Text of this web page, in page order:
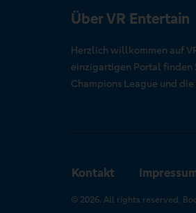
Über VR Entertain
Herzlich willkommen auf
einzigartigen Portal finden
Champions League und
Kontakt
© 2026. All rights reserved.